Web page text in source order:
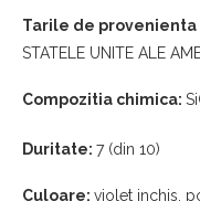
Tarile de provenienta
STATELE UNITE ALE
Compozitia chimica:
Duritate: 7 (din 10)
Culoare: violet inchis,